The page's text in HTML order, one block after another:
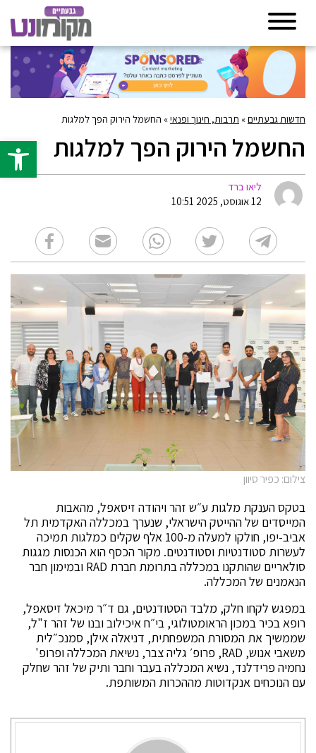
פתח
חדשות גבעתיים» תרבות, חינוך ופנאי» החשמל הירוק הפך למלגות
החשמל הירוק הפך למלגות
ליאו ברד
12 אוגוסט, 2025 10:51
צילום: כפיר סיוון
בטקס הענקת מלגות ע״ש זהר ויהודה זיסאפל, מהאבות
המייסדים של ההייטק הישראלי, שנערך במכללה האקדמית תל
אביב-יפו, חולקו למעלה מ-100 אלף שקלים כמלגות תמיכה
לעשרות סטודנטיות וסטודנטים. מקור הכסף הוא הכנסות מגגות
סולאריים שהותקנו במכללה בתרומת חברת RAD ובמימון חבר
הנאמנים של המכללה.
במפגש לקחו חלק, מלבד הסטודנטים, גם ד״ר מיכאל זיסאפל,
רופא בכיר במכון הראומטולוגי, בי״ח איכילוב ובנו של זהר ז"ל,
שממשיך את המסורת המשפחתית, דניאלה אילן, סמנכ״לית
משאבי אנוש, RAD, פרופ׳ גליה צבר, נשיאת המכללה ופרופ'
נחמיה פרידלנד, נשיא המכללה בעבר וחבר ותיק של זהר שחלק
עם הנוכחים אנקדוטות מההכרות המשותפת.